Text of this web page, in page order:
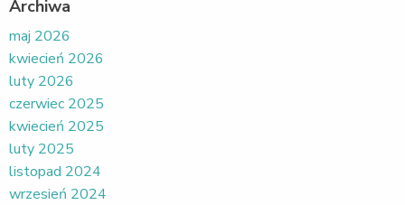
Archiwa
maj 2026
kwiecień 2026
luty 2026
czerwiec 2025
kwiecień 2025
luty 2025
listopad 2024
wrzesień 2024